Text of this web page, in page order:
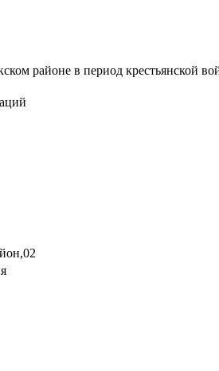
районе в период крестьянской